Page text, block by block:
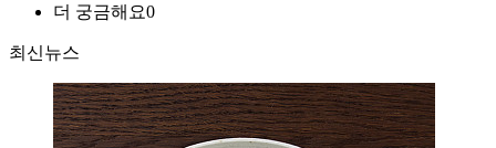
더 궁금해요0
최신뉴스